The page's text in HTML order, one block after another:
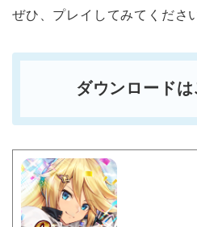
ぜひ、プレイしてみてくださ
ダウンロード